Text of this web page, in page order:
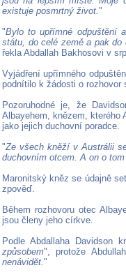
existuje posmrtný život."
"Bylo to upřímné odpuštění
státu, do celé země a pak
řekla Abdallah Bakhosovi v
Vyjádření upřímného
podnítilo k žádosti o rozhovor
Pozoruhodné je, že
Albayehem, knězem, kterého
jako jejich duchovní poradce.
"Ze všech kněží v Austrálii
duchovním otcem. A on o
Maronitský kněz se údajně
zpověď.
Během rozhovoru otec
jsou členy jeho církve.
Podle Abdallaha Davidson
způsobem", protože
nenávidět."